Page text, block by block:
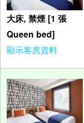
大床, 禁煙 [1 張
Queen bed]
顯示客房資料